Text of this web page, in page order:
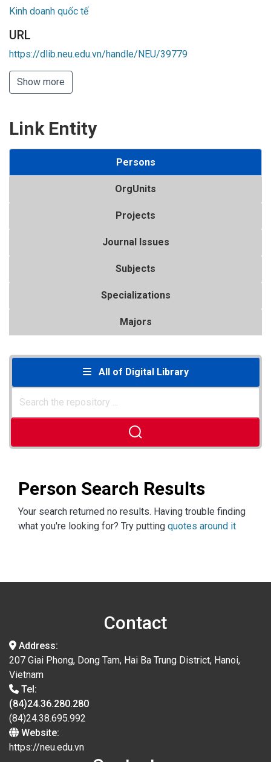
Kinh doanh quốc tế
URL
https://dlib.neu.edu.vn/handle/NEU/39779
Show more
Link Entity
Persons
OrgUnits
Projects
Journal Issues
Subjects
Specializations
Majors
All of Digital Library
Person Search Results
Your search returned no results. Having trouble finding
what you're looking for? Try putting quotes around it
Contact
Address:
207 Giai Phong, Dong Tam, Hai Ba Trung District, Hanoi,
Vietnam
Tel:
(84)24.36.280.280
(84)24.38.695.992
Website:
https://neu.edu.vn